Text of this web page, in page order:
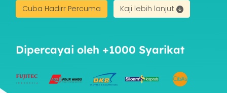
Cuba Hadirr Percuma Kaji lebih lanjut
Dipercayai oleh +1000 Syarikat